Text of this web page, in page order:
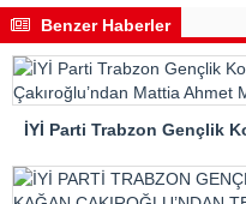
Benzer Haberler